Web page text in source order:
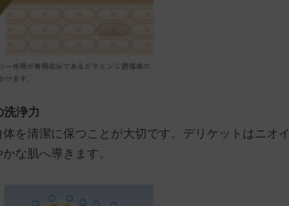
洗浄力
を清潔に保つことが大切です。デリケットはニオイ
な肌へ導きます。